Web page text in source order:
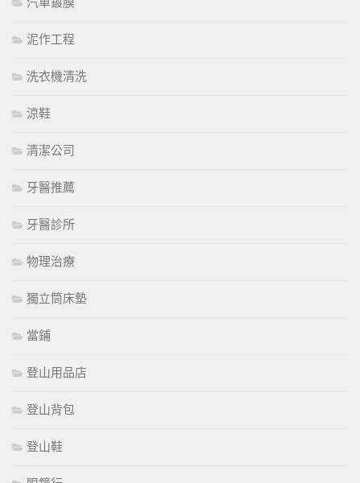
泥作工程
洗衣機清洗
涼鞋
清潔公司
牙醫推薦
牙醫診所
物理治療
獨立筒床墊
當鋪
登山用品店
登山背包
登山鞋